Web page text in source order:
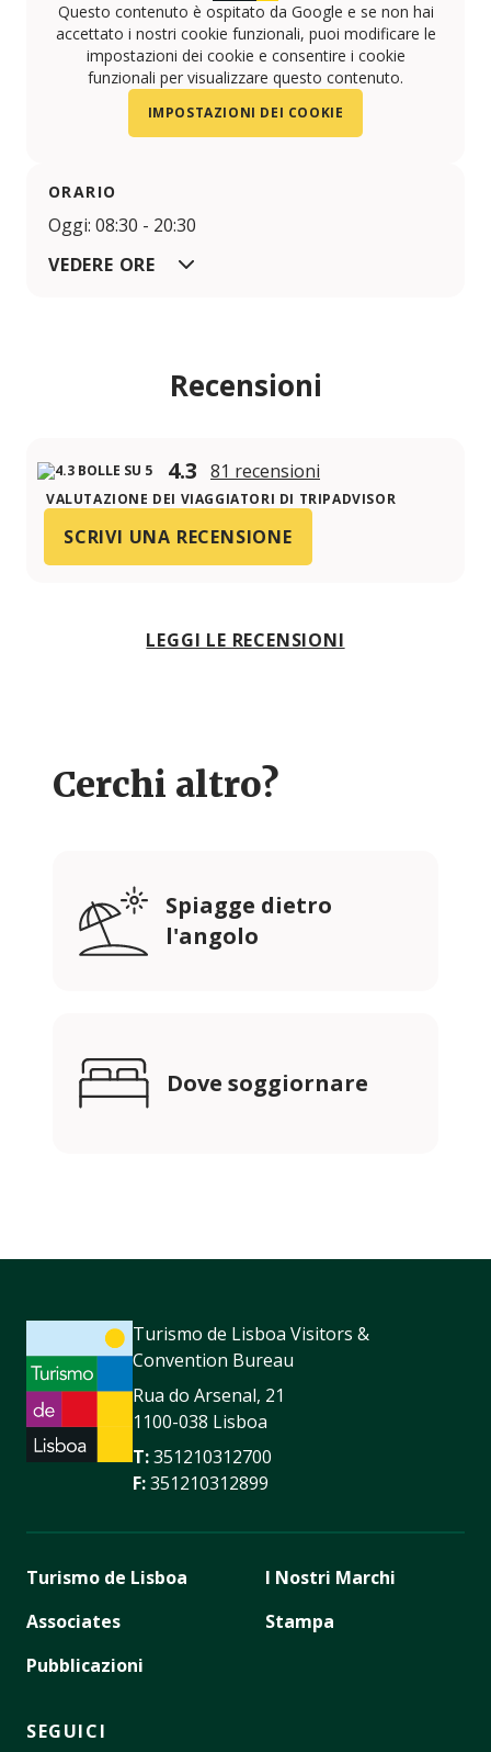
Questo contenuto è ospitato da Google e se non hai
accettato i nostri cookie funzionali, puoi modificare le
impostazioni dei cookie e consentire i cookie
funzionali per visualizzare questo contenuto.
IMPOSTAZIONI DEI COOKIE
ORARIO
Oggi: 08:30 - 20:30
VEDERE ORE
Recensioni
4.3 81 recensioni
VALUTAZIONE DEI VIAGGIATORI DI TRIPADVISOR
SCRIVI UNA RECENSIONE
LEGGI LE RECENSIONI
Cerchi altro?
Spiagge dietro
l'angolo
Dove soggiornare
Turismo de Lisboa Visitors &
Convention Bureau
Rua do Arsenal, 21
1100-038 Lisboa
T:351210312700
F:351210312899
Turismo de Lisboa
Associates
Pubblicazioni
I Nostri Marchi
Stampa
SEGUICI